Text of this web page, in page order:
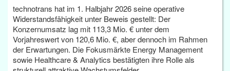
technotrans hat im 1. Halbjahr 2026 seine operative
Widerstandsfähigkeit unter Beweis gestellt: Der
Konzernumsatz lag mit 113,3 Mio. € unter dem
Vorjahreswert von 120,6 Mio. €, aber dennoch im Rahmen
der Erwartungen. Die Fokusmärkte Energy Management
sowie Healthcare & Analytics bestätigten ihre Rolle als